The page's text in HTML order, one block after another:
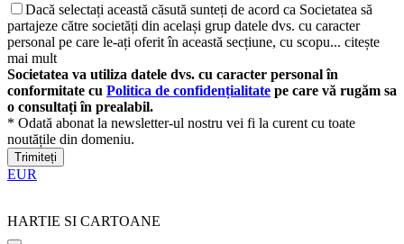
Dacă selectați această căsută sunteți de acord ca Societatea să
partajeze către societăți din același grup datele dvs. cu caracter
personal pe care le-ați oferit în această secțiune, cu scopu... citește
mai mult
Societatea va utiliza datele dvs. cu caracter personal în
conformitate cu Politica de confidențialitate pe care vă rugăm sa
o consultați în prealabil.
* Odată abonat la newsletter-ul nostru vei fi la curent cu toate
noutățile din domeniu.
Trimiteți
EUR
HARTIE SI CARTOANE